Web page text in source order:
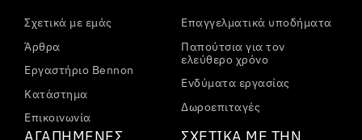
Σχετικά με εμάς
Άρθρα
Εργαστήριο Bennon
Κατάστημα
Επικοινωνία
Επαγγελματικά υποδήματα
Παπούτσια για τον
ελεύθερο χρόνο
Ενδύματα εργασίας
Δωροεπιταγές
ΑΓΑΠΗΜΈΝΕΣ
ΣΧΕΤΙΚΆ ΜΕ ΤΗΝ